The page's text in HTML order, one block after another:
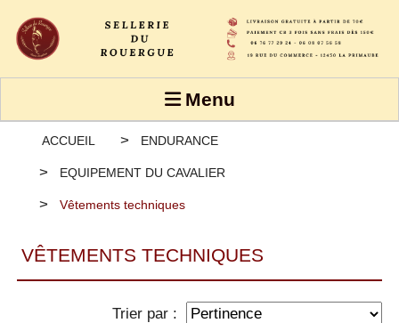
Menu
ACCUEIL ENDURANCE
EQUIPEMENT DU CAVALIER
Vêtements techniques
VÊTEMENTS TECHNIQUES
Trier par :